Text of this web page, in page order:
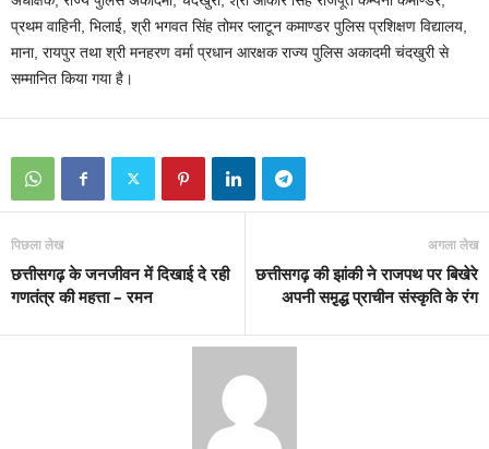
प्रथम वाहिनी, भिलाई, श्री भगवत सिंह तोमर प्लाटून कमाण्डर पुलिस प्रशिक्षण विद्यालय,
माना, रायपुर तथा श्री मनहरण वर्मा प्रधान आरक्षक राज्य पुलिस अकादमी चंदखुरी से
सम्मानित किया गया है।
पिछला लेख
छत्तीसगढ़ के जनजीवन में दिखाई दे रही
गणतंत्र की महत्ता – रमन
अगला लेख
छत्तीसगढ़ की झांकी ने राजपथ पर बिखेरे
अपनी समृ़द्ध प्राचीन संस्कृति के रंग